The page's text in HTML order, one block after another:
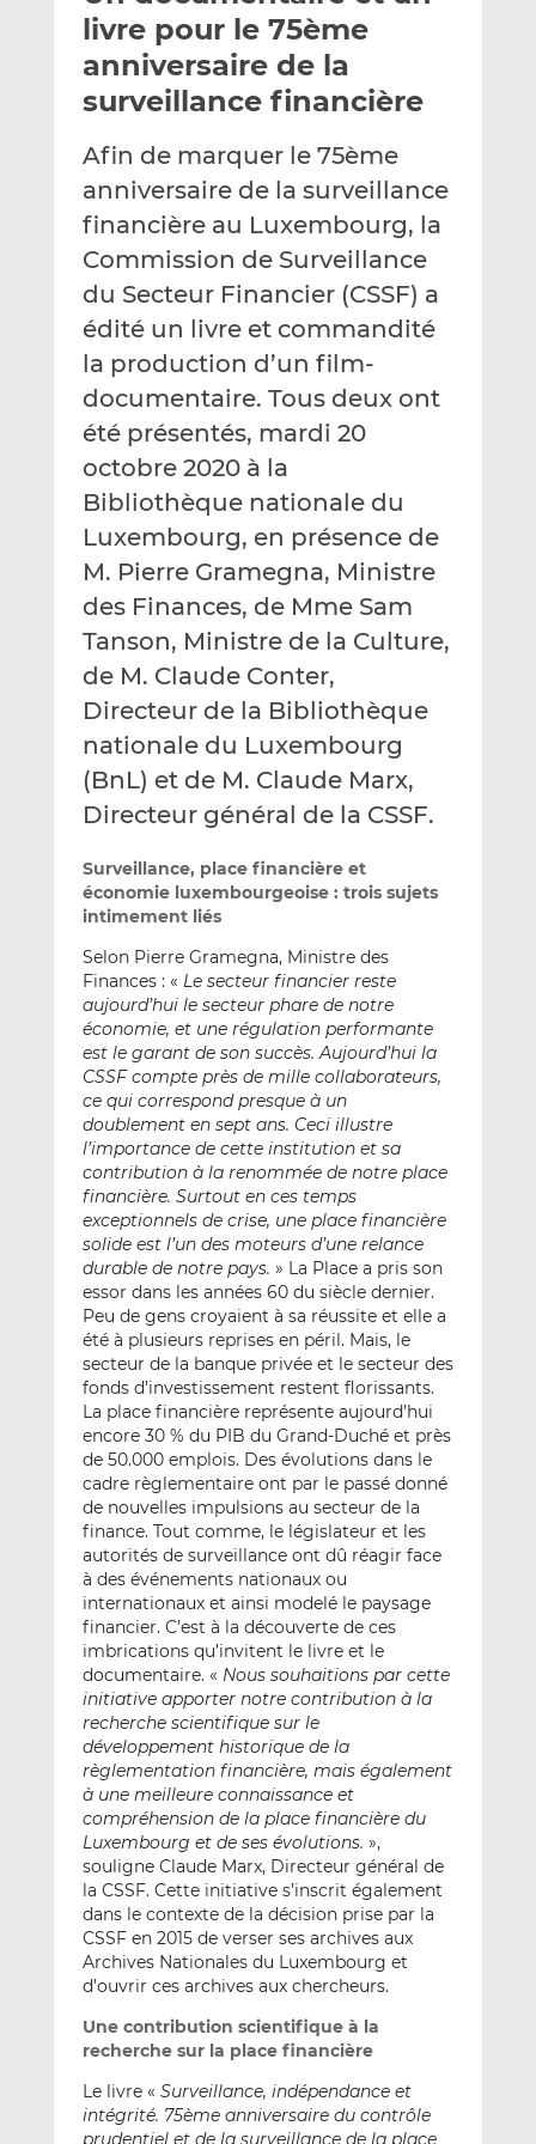
e
p
a
e
m
i
l
g
e
r
s
r
L
n
k
e
d
I
n
g
e
r
s
r
F
c
e
b
o
o
k
livre pour le 75ème
anniversaire de la
surveillance financière
Afin de marquer le 75ème
anniversaire de la surveillance
financière au Luxembourg, la
Commission de Surveillance
du Secteur Financier (CSSF) a
édité un livre et commandité
la production d’un film-
documentaire. Tous deux ont
été présentés, mardi 20
octobre 2020 à la
Bibliothèque nationale du
Luxembourg, en présence de
M. Pierre Gramegna, Ministre
des Finances, de Mme Sam
Tanson, Ministre de la Culture,
de M. Claude Conter,
Directeur de la Bibliothèque
nationale du Luxembourg
(BnL) et de M. Claude Marx,
Directeur général de la CSSF.
Surveillance, place financière et
économie luxembourgeoise : trois sujets
intimement liés
Selon Pierre Gramegna, Ministre des
Finances : « Le secteur financier reste
aujourd’hui le secteur phare de notre
économie, et une régulation performante
est le garant de son succès. Aujourd’hui la
CSSF compte près de mille collaborateurs,
ce qui correspond presque à un
doublement en sept ans. Ceci illustre
l’importance de cette institution et sa
contribution à la renommée de notre place
financière. Surtout en ces temps
exceptionnels de crise, une place financière
solide est l’un des moteurs d’une relance
durable de notre pays. » La Place a pris son
essor dans les années 60 du siècle dernier.
Peu de gens croyaient à sa réussite et elle a
été à plusieurs reprises en péril. Mais, le
secteur de la banque privée et le secteur des
fonds d’investissement restent florissants.
La place financière représente aujourd’hui
encore 30 % du PIB du Grand-Duché et près
de 50.000 emplois. Des évolutions dans le
cadre règlementaire ont par le passé donné
de nouvelles impulsions au secteur de la
finance. Tout comme, le législateur et les
autorités de surveillance ont dû réagir face
à des événements nationaux ou
internationaux et ainsi modelé le paysage
financier. C’est à la découverte de ces
imbrications qu’invitent le livre et le
documentaire. « Nous souhaitions par cette
initiative apporter notre contribution à la
recherche scientifique sur le
développement historique de la
règlementation financière, mais également
à une meilleure connaissance et
compréhension de la place financière du
Luxembourg et de ses évolutions. »,
souligne Claude Marx, Directeur général de
la CSSF. Cette initiative s’inscrit également
dans le contexte de la décision prise par la
CSSF en 2015 de verser ses archives aux
Archives Nationales du Luxembourg et
d’ouvrir ces archives aux chercheurs.
Une contribution scientifique à la
recherche sur la place financière
Le livre « Surveillance, indépendance et
intégrité. 75ème anniversaire du contrôle
prudentiel et de la surveillance de la place